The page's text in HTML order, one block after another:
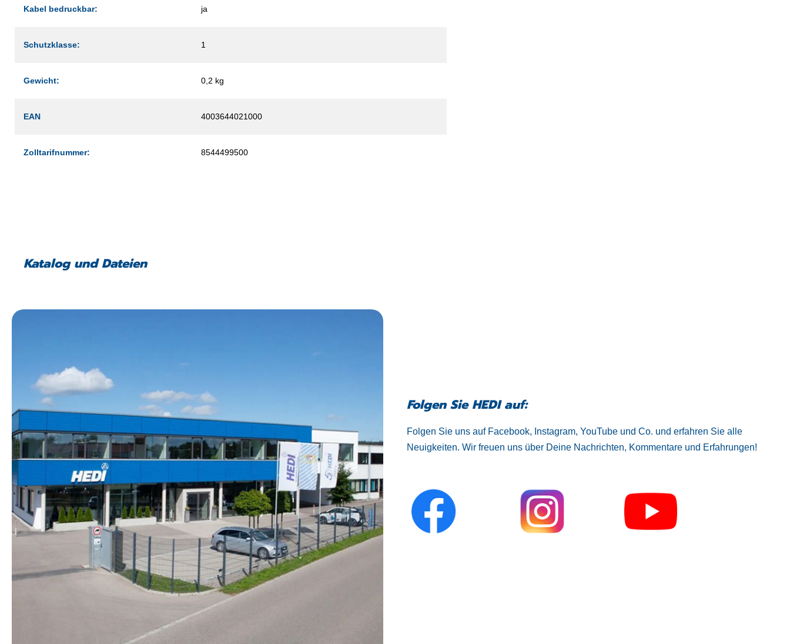
Kabel bedruckbar: ja
Schutzklasse: 1
Gewicht: 0,2 kg
EAN 4003644021000
Zolltarifnummer: 8544499500
Katalog und Dateien
Folgen Sie HEDI auf:
Folgen Sie uns auf Facebook, Instagram, YouTube und Co. und erfahren Sie alle
Neuigkeiten. Wir freuen uns über Deine Nachrichten, Kommentare und Erfahrungen!